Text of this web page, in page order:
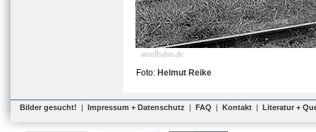
Foto: Helmut Reike
Bilder gesucht! | Impressum + Datenschutz | FAQ | Kontakt | Literatur +